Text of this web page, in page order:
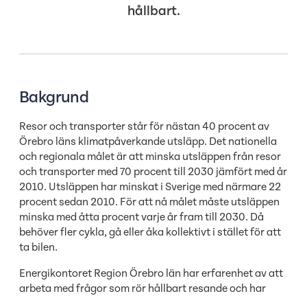
hållbart.
Bakgrund
Resor och transporter står för nästan 40 procent av
Örebro läns klimatpåverkande utsläpp. Det nationella
och regionala målet är att minska utsläppen från resor
och transporter med 70 procent till 2030 jämfört med år
2010. Utsläppen har minskat i Sverige med närmare 22
procent sedan 2010. För att nå målet måste utsläppen
minska med åtta procent varje år fram till 2030. Då
behöver fler cykla, gå eller åka kollektivt i stället för att
ta bilen.
Energikontoret Region Örebro län har erfarenhet av att
arbeta med frågor som rör hållbart resande och har